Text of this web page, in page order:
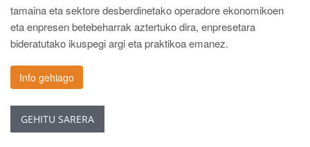
tamaina eta sektore desberdinetako operadore ekonomikoen
eta enpresen betebeharrak aztertuko dira, enpresetara
bideratutako ikuspegi argi eta praktikoa emanez.
Info gehiago
GEHITU SARERA